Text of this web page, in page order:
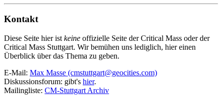
Kontakt
Diese Seite hier ist keine offizielle Seite der Critical Mass oder der
Critical Mass Stuttgart. Wir bemühen uns lediglich, hier einen
Überblick über das Thema zu geben.
E-Mail: Max Masse (cmstuttgart@geocities.com)
Diskussionsforum: gibt's hier.
Mailingliste: CM-Stuttgart Archiv